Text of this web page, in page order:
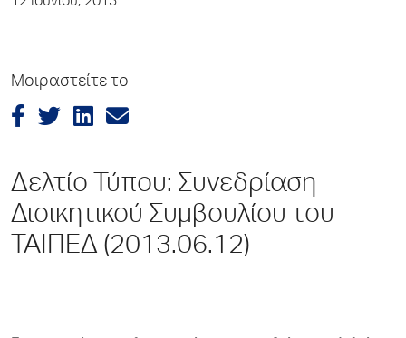
Μοιραστείτε το
Δελτίο Τύπου: Συνεδρίαση
Διοικητικού Συμβουλίου του
ΤΑΙΠΕΔ (2013.06.12)